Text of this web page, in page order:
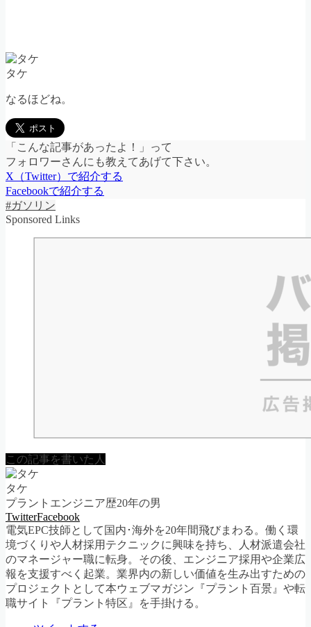
タケ
なるほどね。
「こんな記事があったよ！」って
フォロワーさんにも教えてあげて下さい。
X（Twitter）で紹介する
Facebookで紹介する
#ガソリン
Sponsored Links
この記事を書いた人
タケ
プラントエンジニア歴20年の男
TwitterFacebook
電気EPC技師として国内･海外を20年間飛びまわる。働く環
境づくりや人材採用テクニックに興味を持ち、人材派遣会社
のマネージャー職に転身。その後、エンジニア採用や企業広
報を支援すべく起業。業界内の新しい価値を生み出すための
プロジェクトとして本ウェブマガジン『プラント百景』や転
職サイト『プラント特区』を手掛ける。